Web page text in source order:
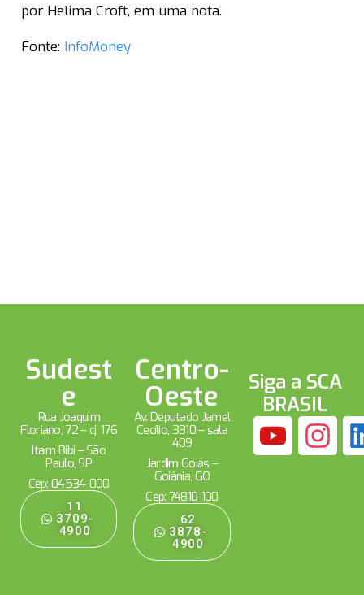
por Helima Croft, em uma nota.
Fonte: InfoMoney
Sudest
e
Rua Joaquim
Floriano, 72 – cj. 176
Itaim Bibi – São
Paulo, SP
Cep: 04534-000
11
3709-
4900
Centro-
Oeste
Av. Deputado Jamel
Cecílio, 3310 – sala
409
Jardim Goiás –
Goiânia, GO
Cep: 74810-100
62
3878-
4900
Siga a SCA
BRASIL